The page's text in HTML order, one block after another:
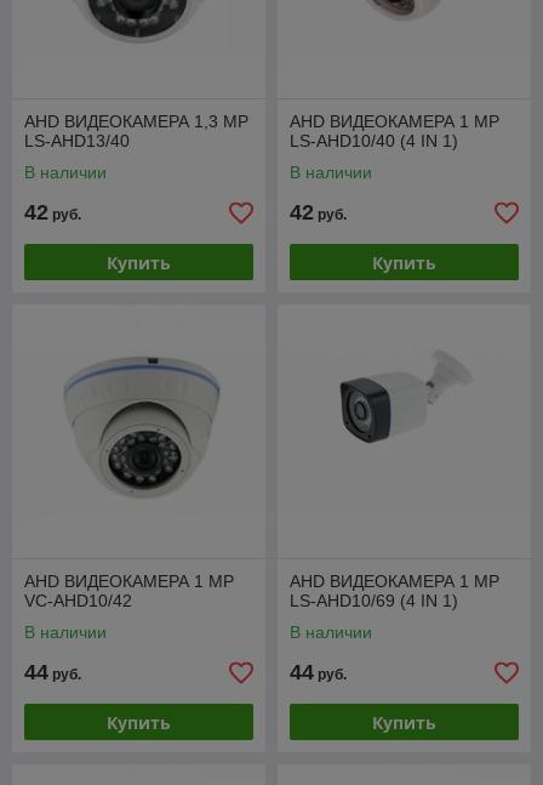
AHD ВИДЕОКАМЕРА 1,3 МР
LS-AHD13/40
В наличии
42 руб.
Купить
AHD ВИДЕОКАМЕРА 1 МР
LS-AHD10/40 (4 IN 1)
В наличии
42 руб.
Купить
AHD ВИДЕОКАМЕРА 1 МР
VC-AHD10/42
В наличии
44 руб.
Купить
AHD ВИДЕОКАМЕРА 1 МР
LS-AHD10/69 (4 IN 1)
В наличии
44 руб.
Купить